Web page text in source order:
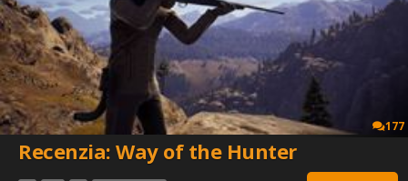
177
Recenzia: Way of the Hunter